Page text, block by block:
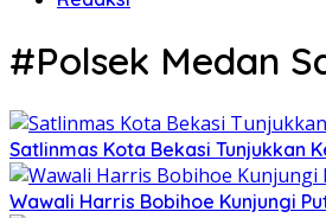
#Polsek Medan
Satlinmas Kota Bekasi Tunjukkan
Wawali Harris Bobihoe Kunjungi